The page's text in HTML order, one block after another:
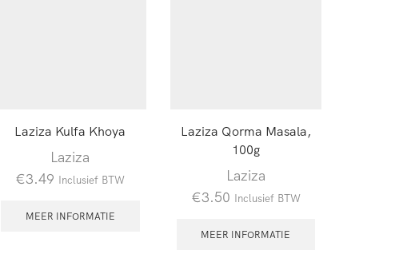
Laziza Kulfa Khoya
Laziza
€3.49 Inclusief BTW
MEER INFORMATIE
Laziza Qorma Masala,
100g
Laziza
€3.50 Inclusief BTW
MEER INFORMATIE